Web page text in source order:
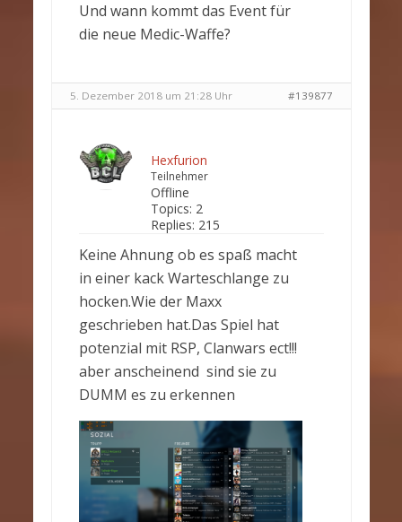
Und wann kommt das Event für
die neue Medic-Waffe?
5. Dezember 2018 um 21:28 Uhr #139877
Hexfurion
Teilnehmer
Offline
Topics: 2
Replies: 215
Keine Ahnung ob es spaß macht
in einer kack Warteschlange zu
hocken.Wie der Maxx
geschrieben hat.Das Spiel hat
potenzial mit RSP, Clanwars ect!!!
aber anscheinend sind sie zu
DUMM es zu erkennen